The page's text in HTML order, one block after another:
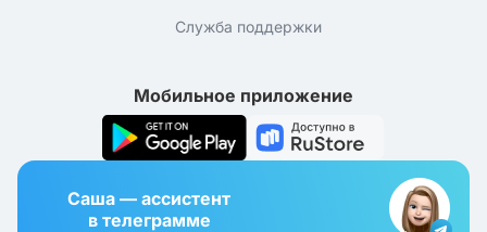
Служба поддержки
Мобильное приложение
Саша — ассистент
в телеграмме